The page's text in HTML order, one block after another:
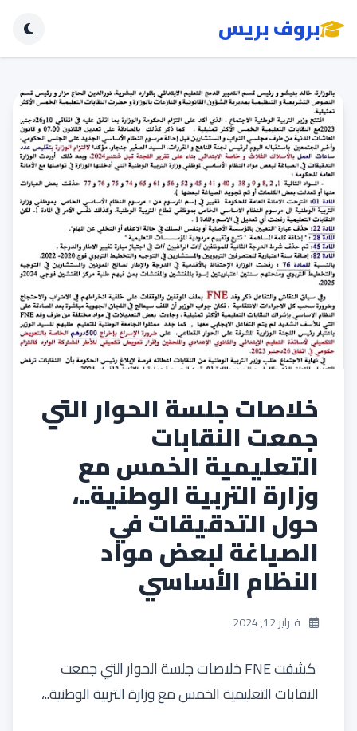
بروف بريس
خلاصات جلسة الحوار التي
جمعت النقابات
التعليمية الخمس مع
وزارة التربية الوطنية..،
حول التدقيقات في
الصياغة لبعض مواد
النظام الأساسي
فبراير 12, 2024
كشفت FNE خلاصات جلسة الحوار التي جمعت
النقابات التعليمية الخمس مع وزارة التربية الوطنية..،